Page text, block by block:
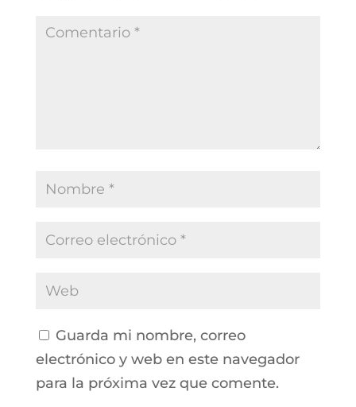
Guarda mi nombre, correo
electrónico y web en este navegador
para la próxima vez que comente.